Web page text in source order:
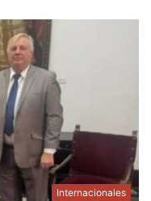
Internacionales